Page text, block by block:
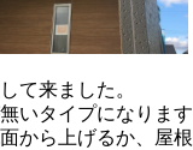
て来ました。
いタイプになります
から上げるか、屋根